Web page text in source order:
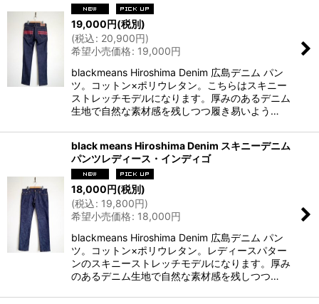
19,000円(税別)
(税込: 20,900円)
希望小売価格: 19,000円
blackmeans Hiroshima Denim 広島デニム パン
ツ。コットン×ポリウレタン。こちらはスキニー
ストレッチモデルになります。厚みのあるデニム
生地で自然な素材感を残しつつ履き易いよう…
black means Hiroshima Denim スキニーデニム
パンツレディース・インディゴ
18,000円(税別)
(税込: 19,800円)
希望小売価格: 18,000円
blackmeans Hiroshima Denim 広島デニム パン
ツ。コットン×ポリウレタン。レディースパター
ンのスキニーストレッチモデルになります。厚み
のあるデニム生地で自然な素材感を残しつつ…